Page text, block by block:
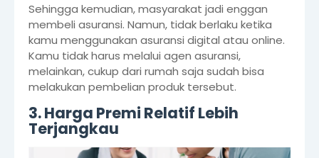
Sehingga kemudian, masyarakat jadi enggan
membeli asuransi. Namun, tidak berlaku ketika
kamu menggunakan asuransi digital atau online.
Kamu tidak harus melalui agen asuransi,
melainkan, cukup dari rumah saja sudah bisa
melakukan pembelian produk tersebut.
3. Harga Premi Relatif Lebih
Terjangkau